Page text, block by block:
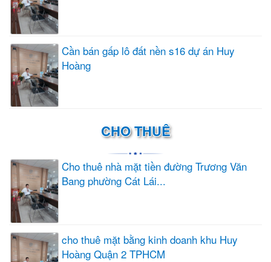
Cần bán gấp lô đất nền s16 dự án Huy
Hoàng
CHO THUÊ
Cho thuê nhà mặt tiền đường Trương Văn
Bang phường Cát Lái...
cho thuê mặt bằng kinh doanh khu Huy
Hoàng Quận 2 TPHCM